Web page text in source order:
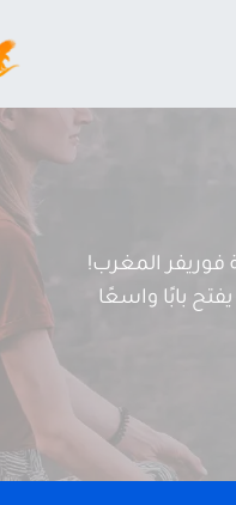
المغرب!
بابًا واسعًا